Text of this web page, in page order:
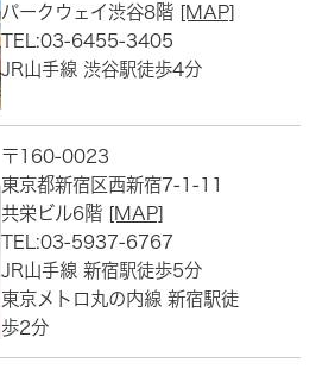
パークウェイ渋谷8階 [MAP]
TEL:03-6455-3405
JR山手線 渋谷駅徒歩4分
〒160-0023
東京都新宿区西新宿7-1-11
共栄ビル6階 [MAP]
TEL:03-5937-6767
JR山手線 新宿駅徒歩5分
東京メトロ丸の内線 新宿駅徒
歩2分